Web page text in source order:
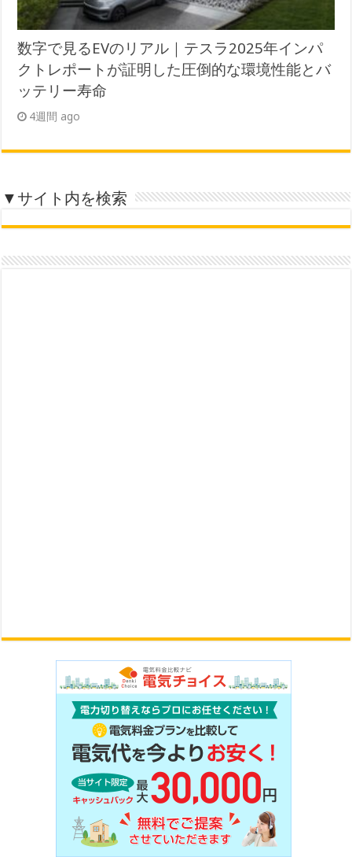
数字で見るEVのリアル｜テスラ2025年インパ
クトレポートが証明した圧倒的な環境性能とバ
ッテリー寿命
4週間 ago
▼サイト内を検索